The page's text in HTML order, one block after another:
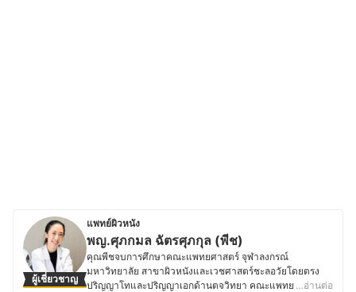
ผู้เชี่ยวชาญ
แพทย์ผิวหนัง
พญ.ศุภกมล ฉัตรศุภกุล (พีช)
คุณพีชจบการศึกษาคณะแพทยศาสตร์ จุฬาลงกรณ์
มหาวิทยาลัย สาขาผิวหนังและเวชศาสตร์ชะลอวัยโดยตรง
ปริญญาโทและปริญญาเอกด้านตจวิทยา คณะแพทยศาสตร์
…อ่านต่อ